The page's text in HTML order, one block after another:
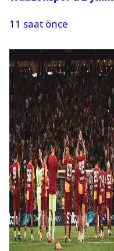
11 saat önce